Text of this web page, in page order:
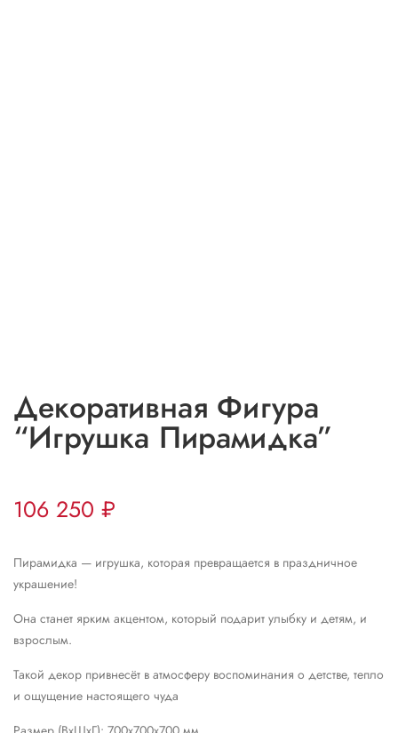
Декоративная Фигура
“Игрушка Пирамидка”
106 250 ₽
Пирамидка — игрушка, которая превращается в праздничное
украшение!
Она станет ярким акцентом, который подарит улыбку и детям, и
взрослым.
Такой декор привнесёт в атмосферу воспоминания о детстве, тепло
и ощущение настоящего чуда